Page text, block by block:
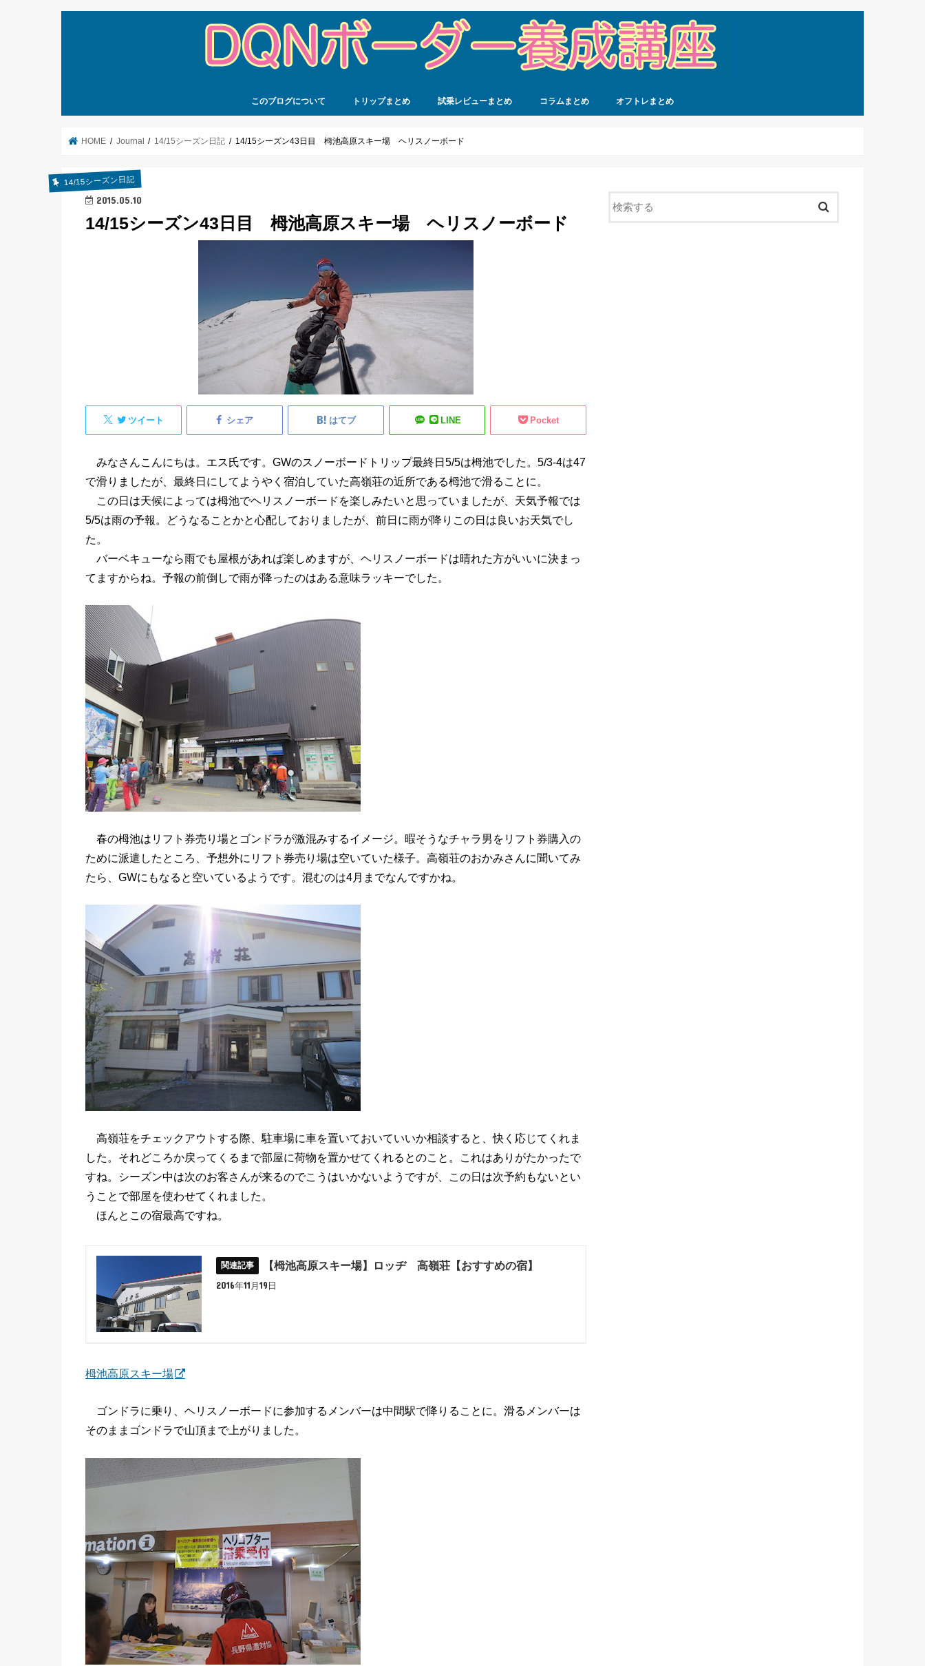
このブログについて トリップまとめ 試乗レビューまとめ コラムまとめ オフトレまとめ
HOME Journal 14/15シーズン日記 14/15シーズン43日目 栂池高原スキー場 ヘリスノーボード
14/15シーズン日記
2015.05.10
14/15シーズン43日目 栂池高原スキー場 ヘリスノーボード
ツイート シェア はてブ LINE Pocket
みなさんこんにちは。エス氏です。GWのスノーボードトリップ最終日5/5は栂池でした。5/3-4は47
で滑りましたが、最終日にしてようやく宿泊していた高嶺荘の近所である栂池で滑ることに。
この日は天候によっては栂池でヘリスノーボードを楽しみたいと思っていましたが、天気予報では
5/5は雨の予報。どうなることかと心配しておりましたが、前日に雨が降りこの日は良いお天気でし
た。
バーベキューなら雨でも屋根があれば楽しめますが、ヘリスノーボードは晴れた方がいいに決まっ
てますからね。予報の前倒しで雨が降ったのはある意味ラッキーでした。
春の栂池はリフト券売り場とゴンドラが激混みするイメージ。暇そうなチャラ男をリフト券購入の
ために派遣したところ、予想外にリフト券売り場は空いていた様子。高嶺荘のおかみさんに聞いてみ
たら、GWにもなると空いているようです。混むのは4月までなんですかね。
高嶺荘をチェックアウトする際、駐車場に車を置いておいていいか相談すると、快く応じてくれま
した。それどころか戻ってくるまで部屋に荷物を置かせてくれるとのこと。これはありがたかったで
すね。シーズン中は次のお客さんが来るのでこうはいかないようですが、この日は次予約もないとい
うことで部屋を使わせてくれました。
ほんとこの宿最高ですね。
【栂池高原スキー場】ロッヂ 高嶺荘【おすすめの宿】
2016年11月19日
栂池高原スキー場
ゴンドラに乗り、ヘリスノーボードに参加するメンバーは中間駅で降りることに。滑るメンバーは
そのままゴンドラで山頂まで上がりました。